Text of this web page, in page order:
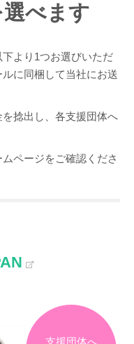
べます
より1つお選びいただ
に同梱して当社にお送
捻出し、各支援団体へ
ページをご確認くださ
支援団体へ